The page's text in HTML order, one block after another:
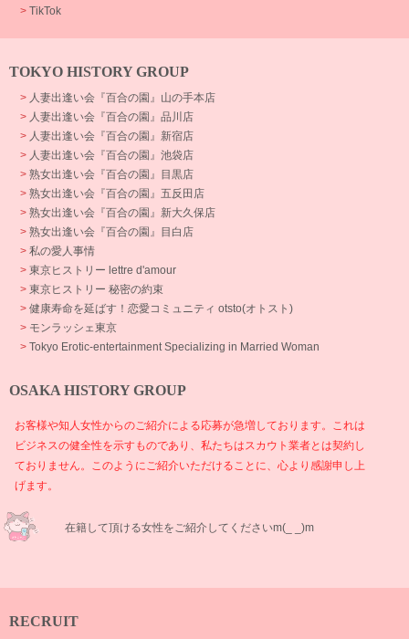
> TikTok
TOKYO HISTORY GROUP
> 人妻出逢い会『百合の園』山の手本店
> 人妻出逢い会『百合の園』品川店
> 人妻出逢い会『百合の園』新宿店
> 人妻出逢い会『百合の園』池袋店
> 熟女出逢い会『百合の園』目黒店
> 熟女出逢い会『百合の園』五反田店
> 熟女出逢い会『百合の園』新大久保店
> 熟女出逢い会『百合の園』目白店
> 私の愛人事情
> 東京ヒストリー lettre d'amour
> 東京ヒストリー 秘密の約束
> 健康寿命を延ばす！恋愛コミュニティ otsto(オトスト)
> モンラッシェ東京
> Tokyo Erotic-entertainment Specializing in Married Woman
OSAKA HISTORY GROUP
お客様や知人女性からのご紹介による応募が急増しております。これは
ビジネスの健全性を示すものであり、私たちはスカウト業者とは契約し
ておりません。このようにご紹介いただけることに、心より感謝申し上
げます。
在籍して頂ける女性をご紹介してくださいm(_ _)m
RECRUIT